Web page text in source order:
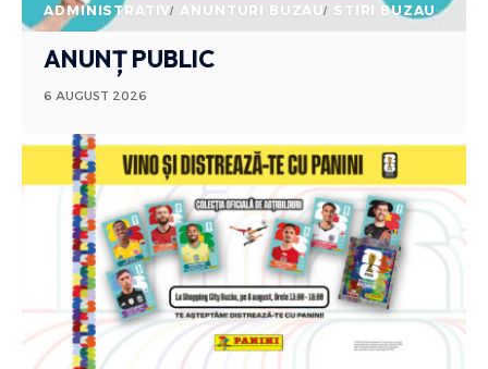
ADMINISTRATIV ANUNTURI BUZAU STIRI BUZAU
ANUNȚ PUBLIC
6 AUGUST 2026